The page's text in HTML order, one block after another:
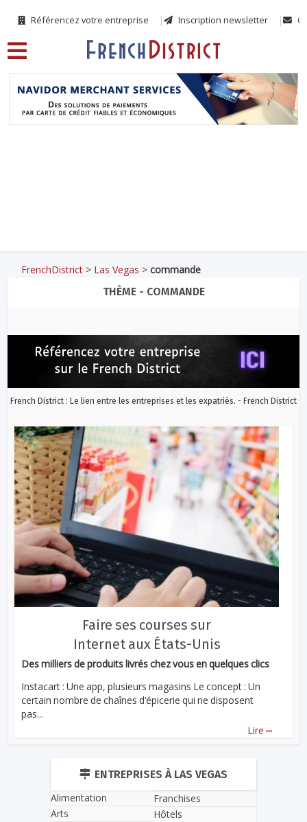
Référencez votre entreprise Inscription newsletter
FrenchDistrict > Las Vegas >commande
THÈME - COMMANDE
French District : Le lien entre les entreprises et les expatriés. - French District
Faire ses courses sur
Internet aux États-Unis
Des milliers de produits livrés chez vous en quelques clics
Instacart : Une app, plusieurs magasins Le concept : Un
certain nombre de chaînes d’épicerie qui ne disposent
pas...
Lire ...
ENTREPRISES À LAS VEGAS
Alimentation
Arts
Franchises
Hôtels